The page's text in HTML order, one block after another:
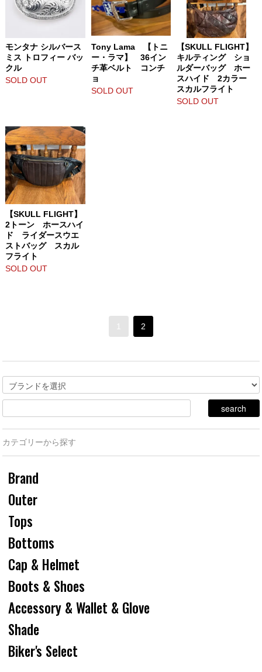
モンタナ シルバース
ミス トロフィー バッ
クル
SOLD OUT
Tony Lama 【トニ
ー・ラマ】 36イン
チ革ベルト コンチ
ョ
SOLD OUT
【SKULL FLIGHT】
キルティング ショ
ルダーバッグ ホー
スハイド 2カラー
スカルフライト
SOLD OUT
【SKULL FLIGHT】
2トーン ホースハイ
ド ライダースウエ
ストバッグ スカル
フライト
SOLD OUT
2
カテゴリーから探す
Brand
Outer
Tops
Bottoms
Cap & Helmet
Boots & Shoes
Accessory & Wallet & Glove
Shade
Biker's Select